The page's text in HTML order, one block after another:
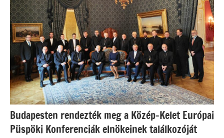
Budapesten rendezték meg a Közép-Kelet Európai
Püspöki Konferenciák elnökeinek találkozóját